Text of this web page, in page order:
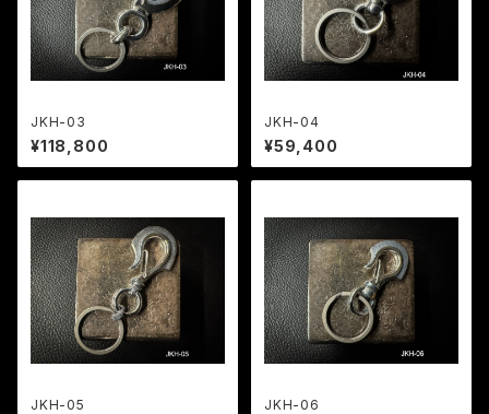
JKH-03
¥118,800
JKH-04
¥59,400
JKH-05 JKH-06